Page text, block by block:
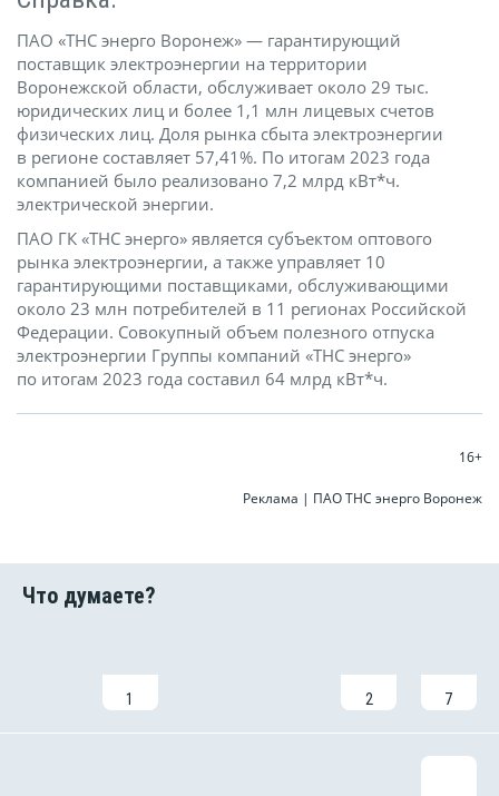
ПАО «ТНС энерго Воронеж» — гарантирующий
поставщик электроэнергии на территории
Воронежской области, обслуживает около 29 тыс.
юридических лиц и более 1,1 млн лицевых счетов
физических лиц. Доля рынка сбыта электроэнергии
в регионе составляет 57,41%. По итогам 2023 года
компанией было реализовано 7,2 млрд кВт*ч.
электрической энергии.
ПАО ГК «ТНС энерго» является субъектом оптового
рынка электроэнергии, а также управляет 10
гарантирующими поставщиками, обслуживающими
около 23 млн потребителей в 11 регионах Российской
Федерации. Совокупный объем полезного отпуска
электроэнергии Группы компаний «ТНС энерго»
по итогам 2023 года составил 64 млрд кВт*ч.
16+
Реклама | ПАО ТНС энерго Воронеж
1 2 7